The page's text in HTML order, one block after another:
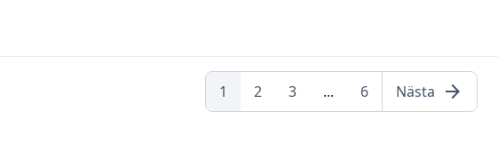
1 2 3 ... 6 Nästa arrow_forward